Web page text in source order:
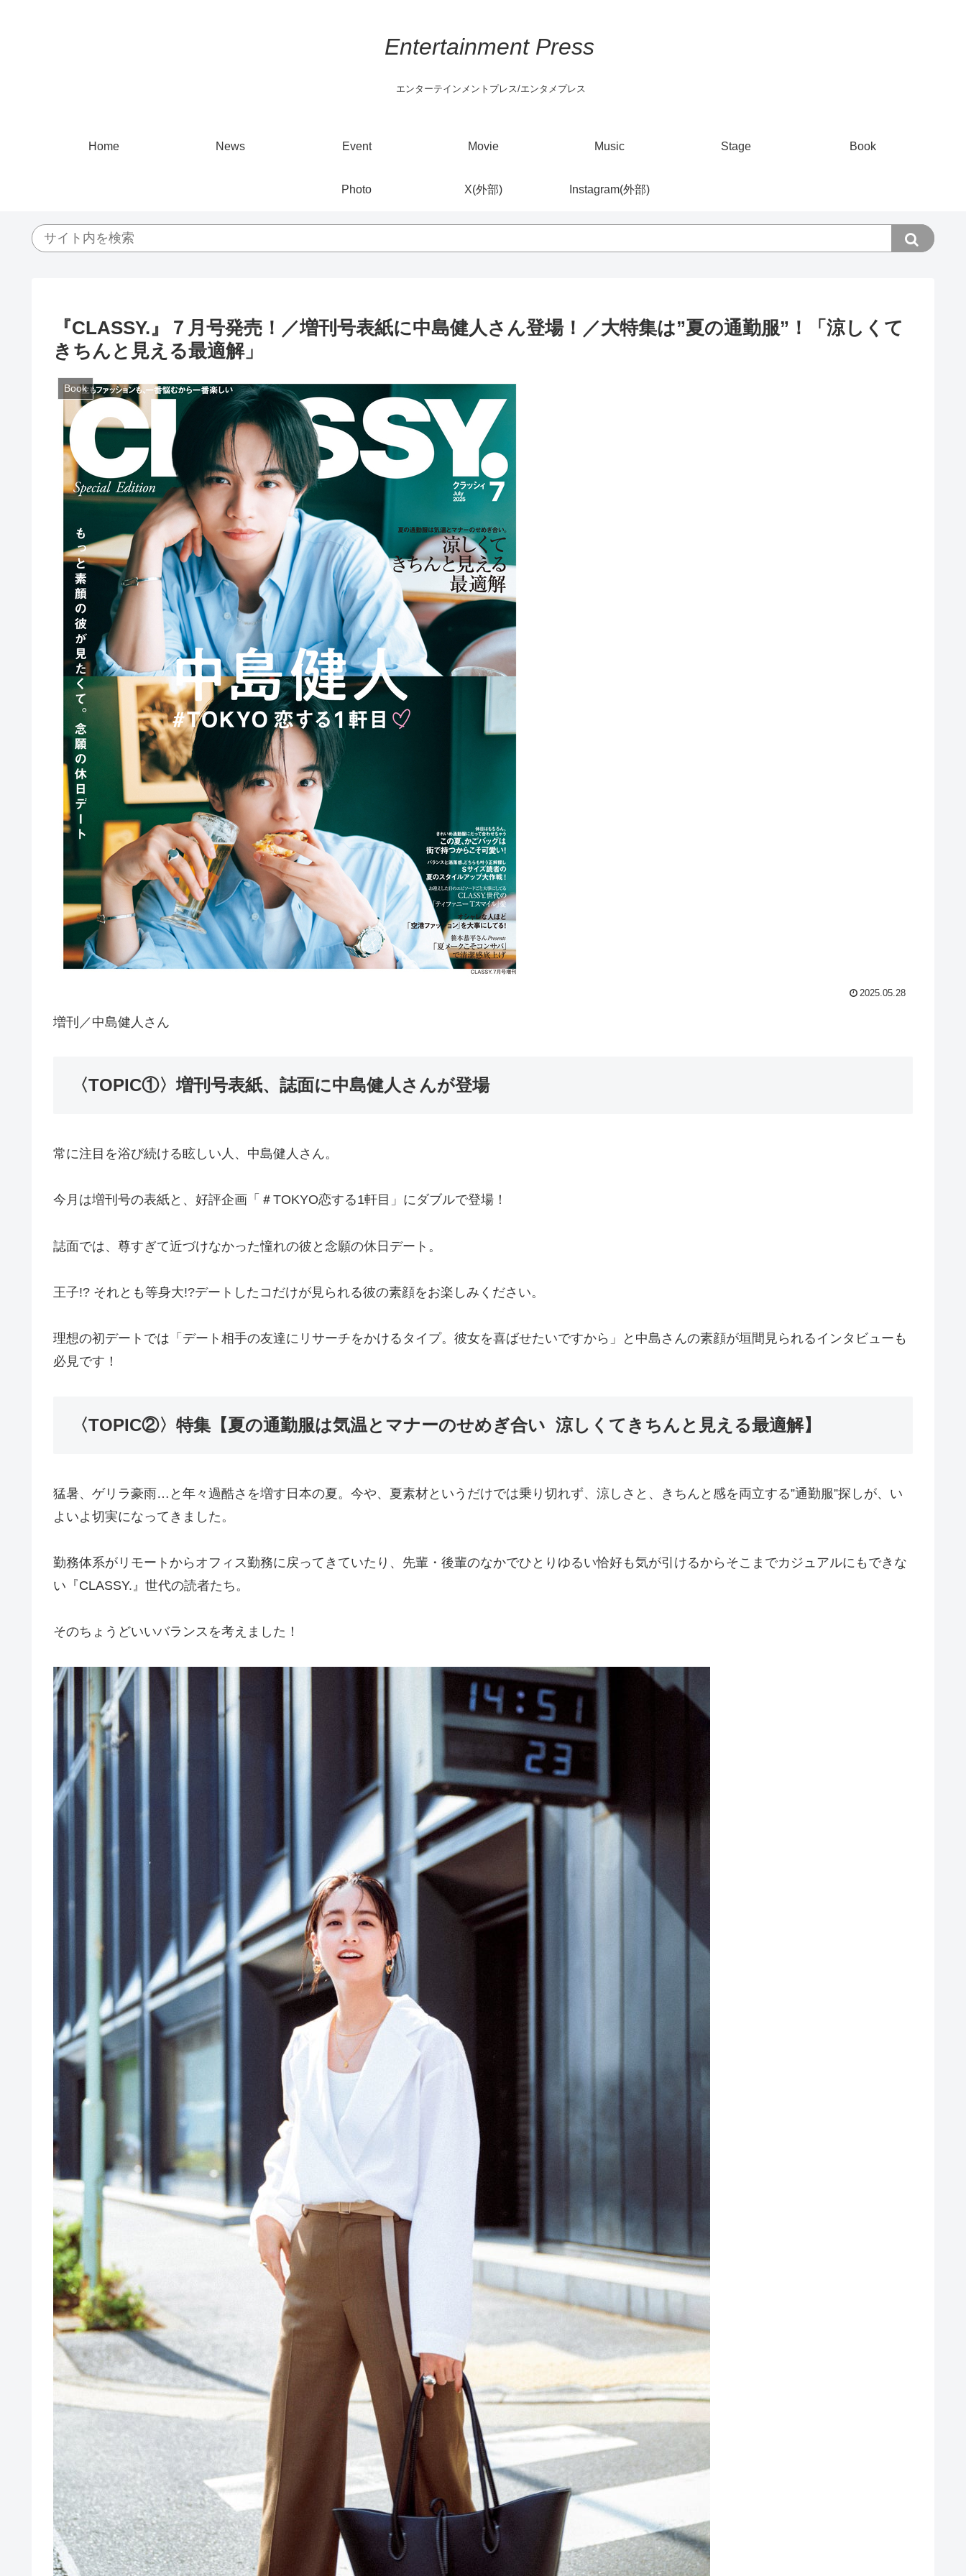
Entertainment Press
エンターテインメントプレス/エンタメプレス
Home News Event Movie Music Stage Book
Photo X(外部) Instagram(外部)
『CLASSY.』７月号発売！／増刊号表紙に中島健人さん登場！／大特集は”夏の通勤服”！「涼しくて
きちんと見える最適解」
Book
2025.05.28
増刊／中島健人さん
〈TOPIC①〉増刊号表紙、誌面に中島健人さんが登場
常に注目を浴び続ける眩しい人、中島健人さん。
今月は増刊号の表紙と、好評企画「＃TOKYO恋する1軒目」にダブルで登場！
誌面では、尊すぎて近づけなかった憧れの彼と念願の休日デート。
王子!? それとも等身大!?デートしたコだけが見られる彼の素顔をお楽しみください。
理想の初デートでは「デート相手の友達にリサーチをかけるタイプ。彼女を喜ばせたいですから」と中島さんの素顔が垣間見られるインタビューも
必見です！
〈TOPIC②〉特集【夏の通勤服は気温とマナーのせめぎ合い 涼しくてきちんと見える最適解】
猛暑、ゲリラ豪雨…と年々過酷さを増す日本の夏。今や、夏素材というだけでは乗り切れず、涼しさと、きちんと感を両立する”通勤服”探しが、い
よいよ切実になってきました。
勤務体系がリモートからオフィス勤務に戻ってきていたり、先輩・後輩のなかでひとりゆるい恰好も気が引けるからそこまでカジュアルにもできな
い『CLASSY.』世代の読者たち。
そのちょうどいいバランスを考えました！